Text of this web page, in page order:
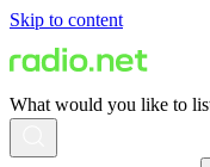
Skip to content
What would you like to